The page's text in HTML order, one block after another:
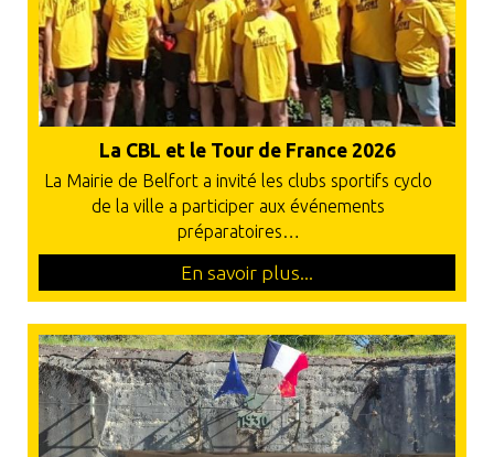
La CBL et le Tour de France 2026
La Mairie de Belfort a invité les clubs sportifs cyclo
de la ville a participer aux événements
préparatoires…
En savoir plus...